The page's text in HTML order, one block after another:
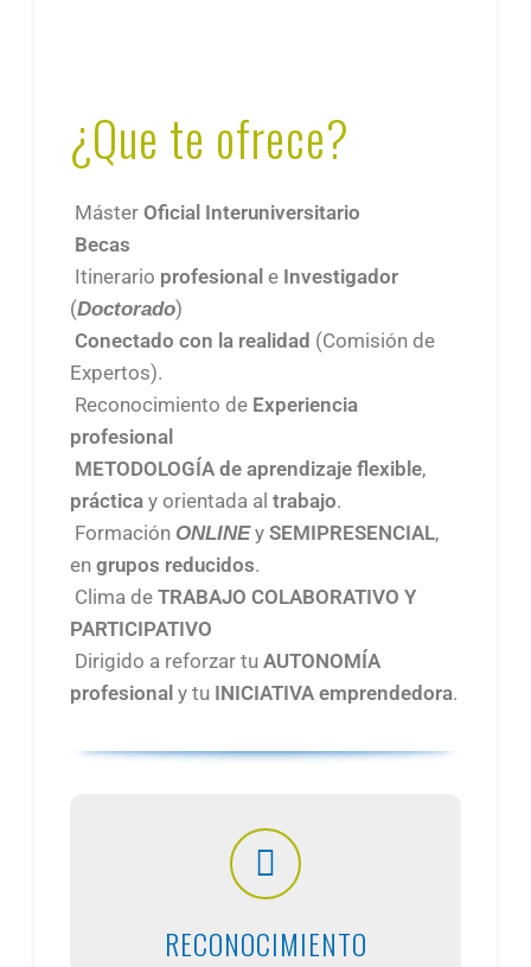
¿Que te ofrece?
MásterOficial Interuniversitario
Becas
Itinerario profesional eInvestigador
(Doctorado)
Conectado con la realidad (Comisión de
Expertos).
Reconocimiento de Experiencia
profesional
METODOLOGÍAde aprendizaje flexible,
prácticay orientada al trabajo.
Formación ONLINEy SEMIPRESENCIAL,
en grupos reducidos.
Clima de TRABAJO COLABORATIVO Y
PARTICIPATIVO
Dirigido a reforzar tu AUTONOMÍA
profesional y tu INICIATIVA emprendedora.
RECONOCIMIENTO